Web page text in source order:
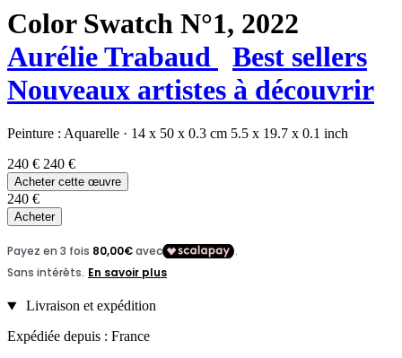
Color Swatch N°1, 2022
Aurélie Trabaud
Best sellers
Nouveaux artistes à découvrir
Peinture : Aquarelle · 14 x 50 x 0.3 cm 5.5 x 19.7 x 0.1 inch
240 € 240 €
Acheter cette œuvre
240 €
Acheter
Livraison et expédition
Expédiée depuis : France